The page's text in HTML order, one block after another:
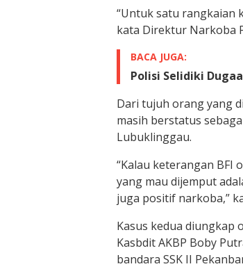
“Untuk satu rangkaian
kata Direktur Narkoba
BACA JUGA:
Polisi Selidiki
Dari tujuh orang yang
masih berstatus
Lubuklinggau.
“Kalau keterangan BFI
yang mau dijemput
juga positif narkoba,”
Kasus kedua diungkap
Kasbdit AKBP Boby
bandara SSK II